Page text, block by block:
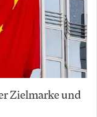
Zielmarke und